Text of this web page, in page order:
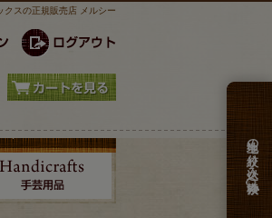
クスの正規販売店 メルシー
生地の絞り込み検索